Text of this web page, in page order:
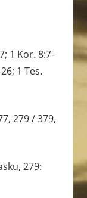
1 Kor. 8:7-
1 Tes.
279 / 379,
279: